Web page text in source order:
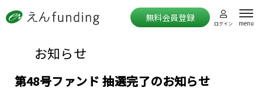
無料会員登録
ログイン menu
お知らせ
第48号ファンド 抽選完了のお知らせ